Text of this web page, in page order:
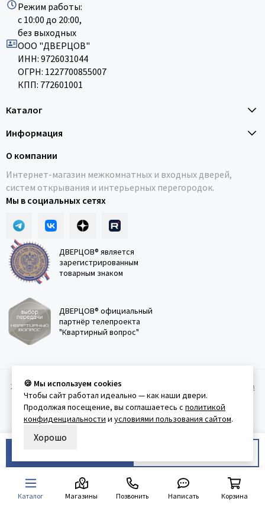
Режим работы:
с 10:00 до 20:00,
без выходных
ООО "ДВЕРЦОВ"
ИНН: 9726031044
ОГРН: 1227700855007
КПП: 772601001
Каталог
Информация
О компании
Интернет-магазин межкомнатных и входных дверей,
систем открывания и интерьерных перегородок.
Мы в социальных сетях
ДВЕРЦОВ® является
зарегистрированным
товарным знаком
ДВЕРЦОВ® официальный
партнёр телепроекта
"Квартирный вопрос"
2011-2026 © Дверцов. Карта сайта
Политика
конфеденциальности Условия использования сайта
Каталог Магазины Позвонить Написать Корзина
🍪 Мы используем cookies
Чтобы сайт работал идеально — как наши двери.
Продолжая посещение, вы соглашаетесь с политикой
конфиденциальности и условиями пользования сайтом.
Хорошо